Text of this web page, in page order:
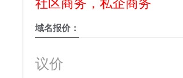
社区商务，私企商务
域名报价：
议价